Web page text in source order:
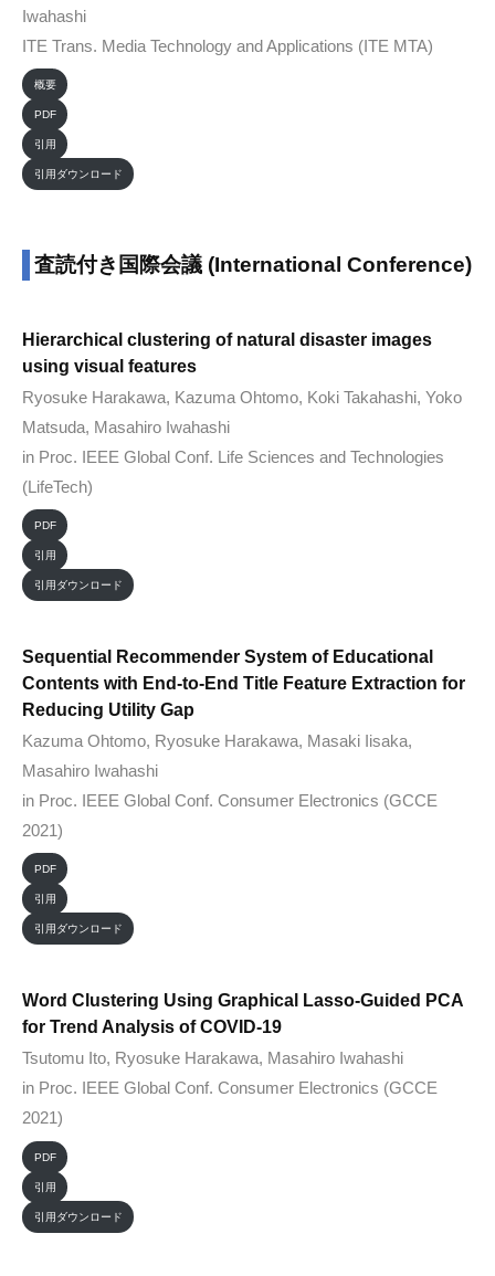
Iwahashi
ITE Trans. Media Technology and Applications (ITE MTA)
概要
PDF
引用
引用ダウンロード
査読付き国際会議 (International Conference)
Hierarchical clustering of natural disaster images
using visual features
Ryosuke Harakawa, Kazuma Ohtomo, Koki Takahashi, Yoko
Matsuda, Masahiro Iwahashi
in Proc. IEEE Global Conf. Life Sciences and Technologies
(LifeTech)
PDF
引用
引用ダウンロード
Sequential Recommender System of Educational
Contents with End-to-End Title Feature Extraction for
Reducing Utility Gap
Kazuma Ohtomo, Ryosuke Harakawa, Masaki Iisaka,
Masahiro Iwahashi
in Proc. IEEE Global Conf. Consumer Electronics (GCCE
2021)
PDF
引用
引用ダウンロード
Word Clustering Using Graphical Lasso-Guided PCA
for Trend Analysis of COVID-19
Tsutomu Ito, Ryosuke Harakawa, Masahiro Iwahashi
in Proc. IEEE Global Conf. Consumer Electronics (GCCE
2021)
PDF
引用
引用ダウンロード